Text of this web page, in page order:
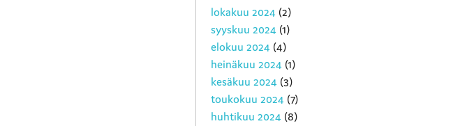
lokakuu 2024 (2)
syyskuu 2024 (1)
elokuu 2024 (4)
heinäkuu 2024 (1)
kesäkuu 2024 (3)
toukokuu 2024 (7)
huhtikuu 2024 (8)